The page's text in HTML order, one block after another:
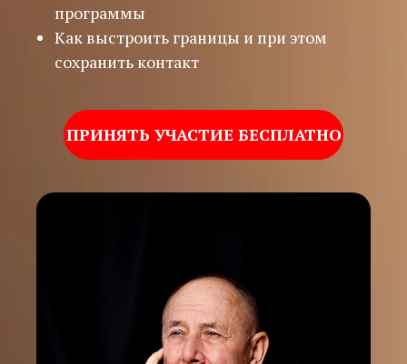
программы
Как выстроить границы и при этом
сохранить контакт
ПРИНЯТЬ УЧАСТИЕ БЕСПЛАТНО